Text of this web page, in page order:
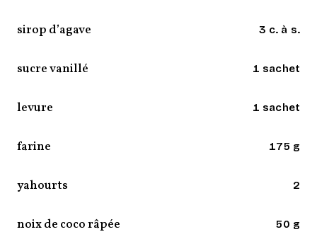
sirop d’agave 3 c. à s.
sucre vanillé 1 sachet
levure 1 sachet
farine 175 g
yahourts 2
noix de coco râpée 50 g